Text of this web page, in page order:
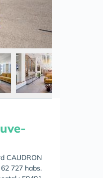
CAUDRON
727 habs.